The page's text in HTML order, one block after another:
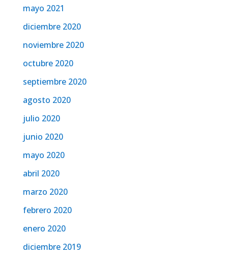
mayo 2021
diciembre 2020
noviembre 2020
octubre 2020
septiembre 2020
agosto 2020
julio 2020
junio 2020
mayo 2020
abril 2020
marzo 2020
febrero 2020
enero 2020
diciembre 2019